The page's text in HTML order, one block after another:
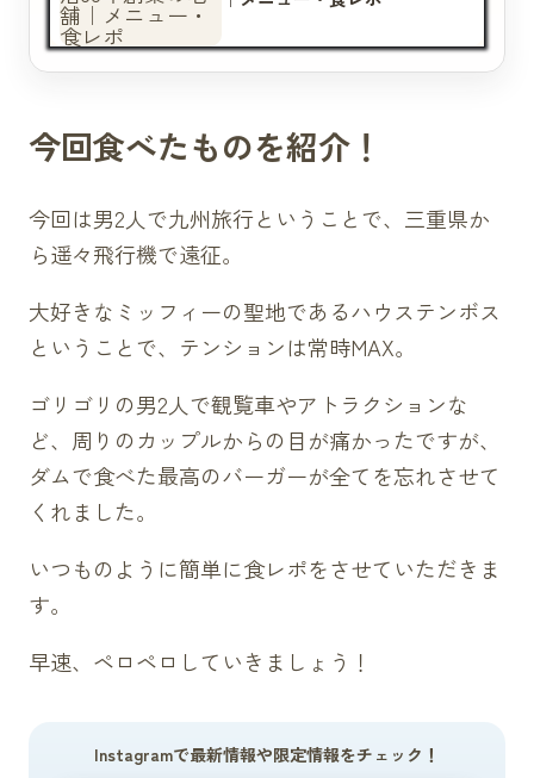
今回食べたものを紹介！
今回は男2人で九州旅行ということで、三重県か
ら遥々飛行機で遠征。
大好きなミッフィーの聖地であるハウステンボス
ということで、テンションは常時MAX。
ゴリゴリの男2人で観覧車やアトラクションな
ど、周りのカップルからの目が痛かったですが、
ダムで食べた最高のバーガーが全てを忘れさせて
くれました。
いつものように簡単に食レポをさせていただきま
す。
早速、ペロペロしていきましょう！
Instagramで最新情報や限定情報をチェック！